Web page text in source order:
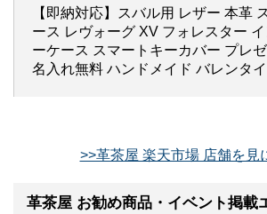
【即納対応】スバル用 レザー 本革
ース レヴォーグ XV フォレスター
ーケース スマートキーカバー プレ
名入れ無料 ハンドメイド バレンタ
>>革茶屋 楽天市場 店舗を見
革茶屋 お勧め商品・イベント掲載